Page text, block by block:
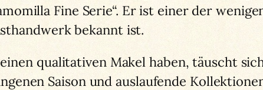
Fine Serie“. Er ist einer der
bekannt ist.
qualitativen Makel haben, täuscht
Saison und auslaufende